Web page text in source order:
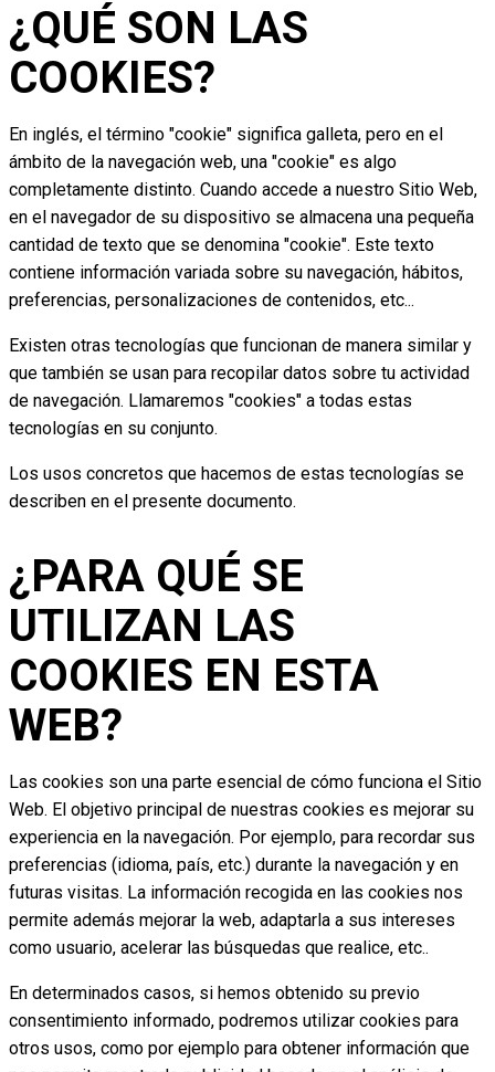
¿QUÉ SON LAS
COOKIES?
En inglés, el término "cookie" significa galleta, pero en el
ámbito de la navegación web, una "cookie" es algo
completamente distinto. Cuando accede a nuestro Sitio Web,
en el navegador de su dispositivo se almacena una pequeña
cantidad de texto que se denomina "cookie". Este texto
contiene información variada sobre su navegación, hábitos,
preferencias, personalizaciones de contenidos, etc...
Existen otras tecnologías que funcionan de manera similar y
que también se usan para recopilar datos sobre tu actividad
de navegación. Llamaremos "cookies" a todas estas
tecnologías en su conjunto.
Los usos concretos que hacemos de estas tecnologías se
describen en el presente documento.
¿PARA QUÉ SE
UTILIZAN LAS
COOKIES EN ESTA
WEB?
Las cookies son una parte esencial de cómo funciona el Sitio
Web. El objetivo principal de nuestras cookies es mejorar su
experiencia en la navegación. Por ejemplo, para recordar sus
preferencias (idioma, país, etc.) durante la navegación y en
futuras visitas. La información recogida en las cookies nos
permite además mejorar la web, adaptarla a sus intereses
como usuario, acelerar las búsquedas que realice, etc..
En determinados casos, si hemos obtenido su previo
consentimiento informado, podremos utilizar cookies para
otros usos, como por ejemplo para obtener información que